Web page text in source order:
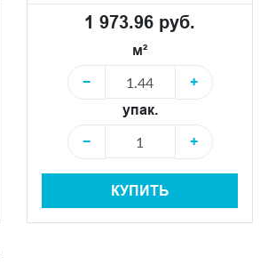
1 973.96 руб.
м²
−
+
упак.
−
+
КУПИТЬ